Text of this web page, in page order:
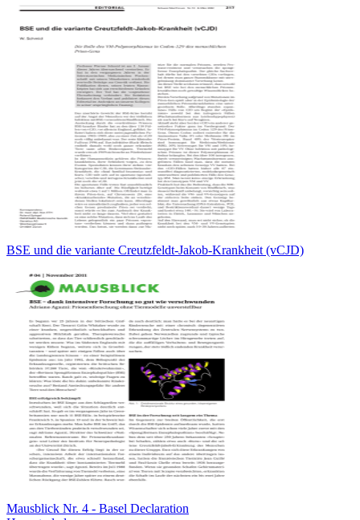
BSE und die variante Creutzfeldt-Jakob-Krankheit (vCJD)
Mausblick Nr. 4 - Basel Declaration